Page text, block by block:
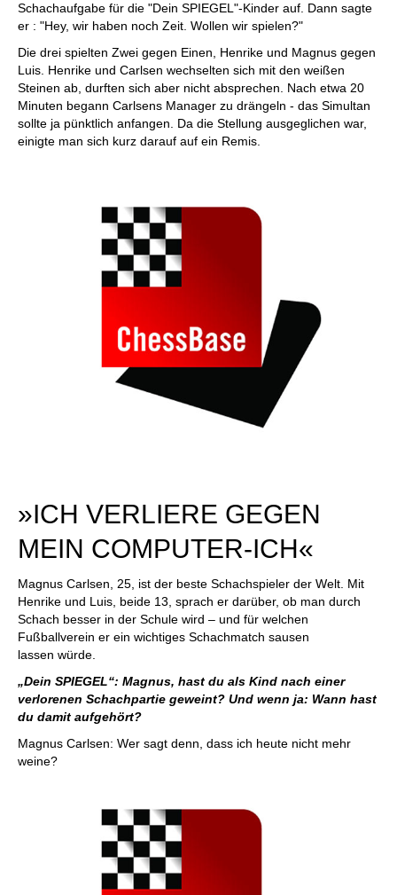
Schachaufgabe für die "Dein SPIEGEL"-Kinder auf. Dann sagte
er : "Hey, wir haben noch Zeit. Wollen wir spielen?"
Die drei spielten Zwei gegen Einen, Henrike und Magnus gegen
Luis. Henrike und Carlsen wechselten sich mit den weißen
Steinen ab, durften sich aber nicht absprechen. Nach etwa 20
Minuten begann Carlsens Manager zu drängeln - das Simultan
sollte ja pünktlich anfangen. Da die Stellung ausgeglichen war,
einigte man sich kurz darauf auf ein Remis.
»ICH VERLIERE GEGEN
MEIN COMPUTER-ICH«
Magnus Carlsen, 25, ist der beste Schachspieler der Welt. Mit
Henrike und Luis, beide 13, sprach er darüber, ob man durch
Schach besser in der Schule wird – und für welchen
Fußballverein er ein wichtiges Schachmatch sausen
lassen würde.
„Dein SPIEGEL“: Magnus, hast du als Kind nach einer
verlorenen Schachpartie geweint? Und wenn ja: Wann hast
du damit aufgehört?
Magnus Carlsen: Wer sagt denn, dass ich heute nicht mehr
weine?